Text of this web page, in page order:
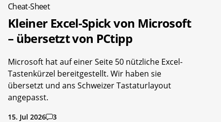
Cheat-Sheet
Kleiner Excel-Spick von Microsoft
– übersetzt von PCtipp
Microsoft hat auf einer Seite 50 nützliche Excel-
Tastenkürzel bereitgestellt. Wir haben sie
übersetzt und ans Schweizer Tastaturlayout
angepasst.
15. Jul 2026 3